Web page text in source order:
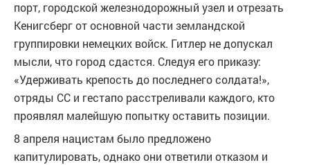
порт, городской железнодорожный узел и отрезать
Кенигсберг от основной части земландской
группировки немецких войск. Гитлер не допускал
мысли, что город сдастся. Следуя его приказу:
«Удерживать крепость до последнего солдата!»,
отряды СС и гестапо расстреливали каждого, кто
проявлял малейшую попытку оставить позиции.
8 апреля нацистам было предложено
капитулировать, однако они ответили отказом и